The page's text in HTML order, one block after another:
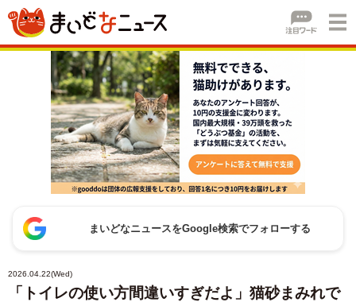
まいどなニュースをGoogle検索でフォローする
2026.04.22(Wed)
「トイレの使い方間違いすぎだよ」猫砂まみれで